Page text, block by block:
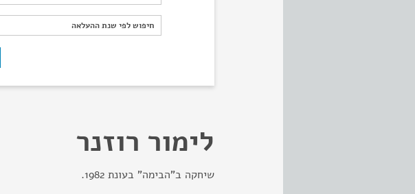
חיפוש לפי שנת ההעלאה
חיפוש לפי שנת ההעלאה
לימור רוזנר
שיחקה ב"הבימה" בעונת 1982.